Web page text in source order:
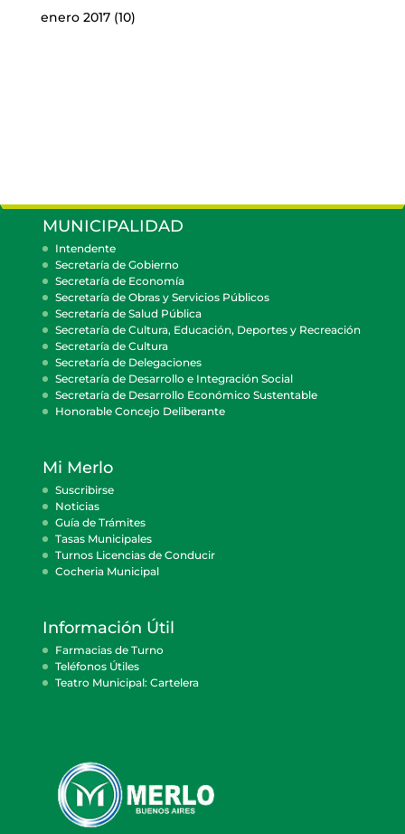
enero 2017(10)
MUNICIPALIDAD
Intendente
Secretaría de Gobierno
Secretaría de Economía
Secretaría de Obras y Servicios Públicos
Secretaría de Salud Pública
Secretaría de Cultura, Educación, Deportes y Recreación
Secretaría de Cultura
Secretaría de Delegaciones
Secretaría de Desarrollo e Integración Social
Secretaría de Desarrollo Económico Sustentable
Honorable Concejo Deliberante
Mi Merlo
Suscribirse
Noticias
Guía de Trámites
Tasas Municipales
Turnos Licencias de Conducir
Cocheria Municipal
Información Útil
Farmacias de Turno
Teléfonos Útiles
Teatro Municipal: Cartelera